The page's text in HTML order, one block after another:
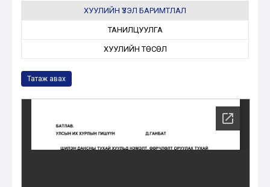
ХУУЛИЙН ҮЗЭЛ БАРИМТЛАЛ
ТАНИЛЦУУЛГА
ХУУЛИЙН ТӨСӨЛ
Татаж авах